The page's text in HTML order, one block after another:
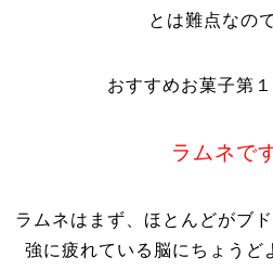
とは難点なの
おすすめお菓子第１
ラムネで
ラムネはまず、ほとんどがブ
強に疲れている脳にちょうど